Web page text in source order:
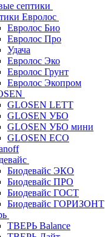
септики
Евролос
Евролос Био
Евролос Про
Удача
Евролос Эко
Евролос Грунт
Евролос Экопром
GLOSEN LETT
GLOSEN УБО
GLOSEN УБО мини
GLOSEN ECO
Биодевайс ЭКО
Биодевайс ПРО
Биодевайс ГОСТ
Биодевайс ГОРИЗОНТ
ТВЕРЬ Balance